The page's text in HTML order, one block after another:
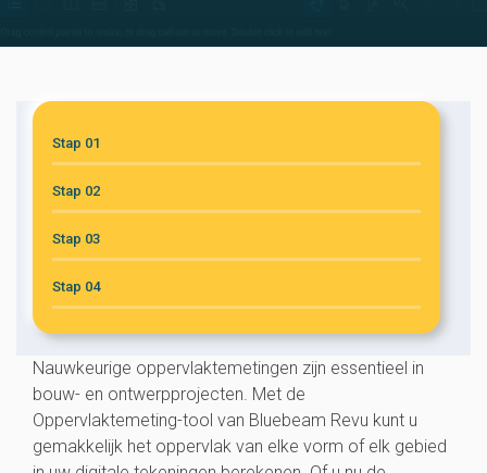
Stap 01
Stap 02
Stap 03
Stap 04
Nauwkeurige oppervlaktemetingen zijn essentieel in
bouw- en ontwerpprojecten. Met de
Oppervlaktemeting-tool van Bluebeam Revu kunt u
gemakkelijk het oppervlak van elke vorm of elk gebied